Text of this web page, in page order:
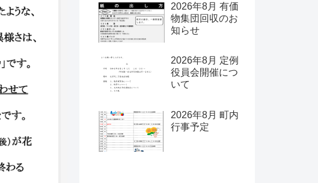
2026年8月 有価
物集団回収のお
知らせ
2026年8月 定例
役員会開催につ
いて
2026年8月 町内
行事予定